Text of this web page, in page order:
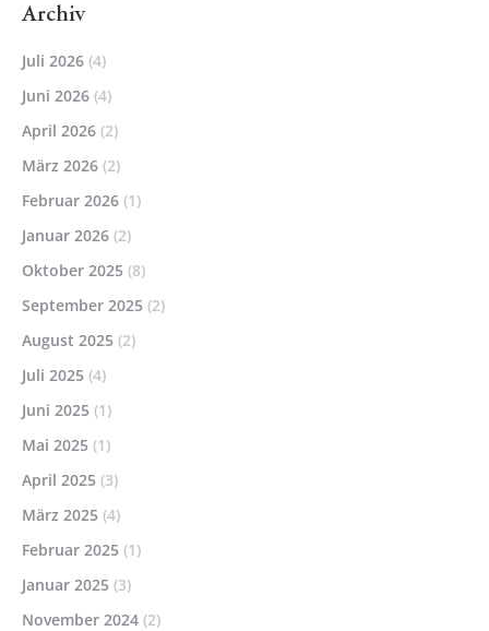
Archiv
Juli 2026 (4)
Juni 2026 (4)
April 2026 (2)
März 2026 (2)
Februar 2026 (1)
Januar 2026 (2)
Oktober 2025 (8)
September 2025 (2)
August 2025 (2)
Juli 2025 (4)
Juni 2025 (1)
Mai 2025 (1)
April 2025 (3)
März 2025 (4)
Februar 2025 (1)
Januar 2025 (3)
November 2024 (2)